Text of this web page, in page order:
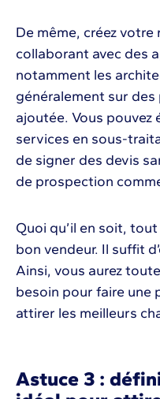
De même, créez
collaborant avec des
notamment les
généralement sur
ajoutée. Vous
services en sous-
de signer des devis
de prospection
Quoi qu’il en soit,
bon vendeur. Il suffit
Ainsi, vous aurez
besoin pour faire une
attirer les meilleurs
Astuce 3 :